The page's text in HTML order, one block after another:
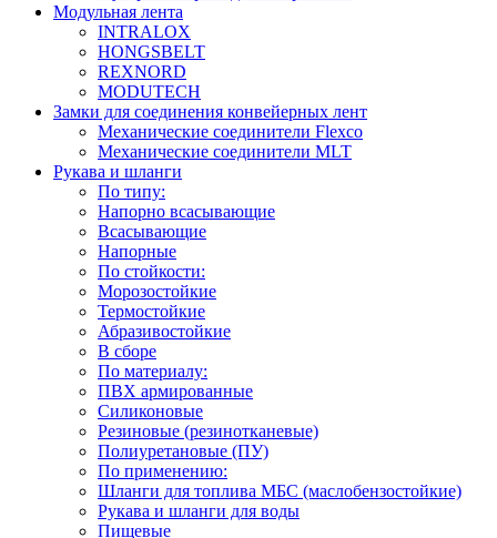
Модульная лента
INTRALOX
HONGSBELT
REXNORD
MODUTECH
Замки для соединения конвейерных лент
Механические соединители Flexco
Механические соединители MLT
Рукава и шланги
По типу:
Напорно всасывающие
Всасывающие
Напорные
По стойкости:
Морозостойкие
Термостойкие
Абразивостойкие
В сборе
По материалу:
ПВХ армированные
Силиконовые
Резиновые (резинотканевые)
Полиуретановые (ПУ)
По применению:
Шланги для топлива МБС (маслобензостойкие)
Рукава и шланги для воды
Пищевые